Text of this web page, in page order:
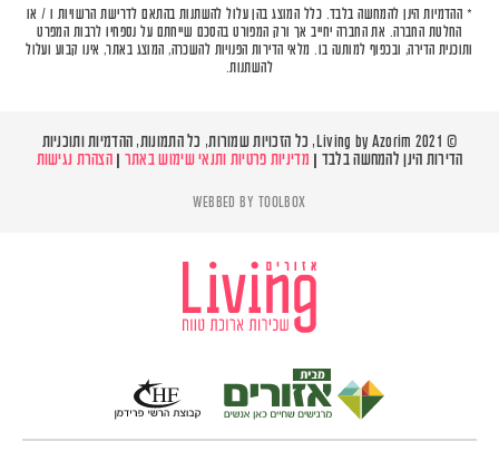
* ההדמיות הינן להמחשה בלבד. כלל המוצג בהן עלול להשתנות בהתאם לדרישת הרשויות ו / או
החלטת החברה. את החברה יחייב אך ורק המפורט בהסכם שייחתם על נספחיו לרבות המפרט
ותוכנית הדירה, ובכפוף למותנה בו. מלאי הדירות הפנויות להשכרה, המוצג באתר, אינו קבוע ועלול
להשתנות.
© Living by Azorim 2021, כל הזכויות שמורות, כל התמונות, ההדמיות ותוכניות
הדירות הינן להמחשה בלבד |
מדיניות פרטיות ותנאי שימוש באתר הצהרת נגישות
WEBBED BY TOOLBOX